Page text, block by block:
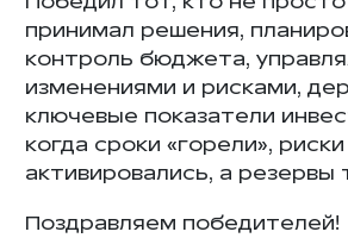
принимал решения,
контроль бюджета,
изменениями и рисками,
ключевые показатели
когда сроки «горели», риски
активировались, а резервы
Поздравляем победителей!